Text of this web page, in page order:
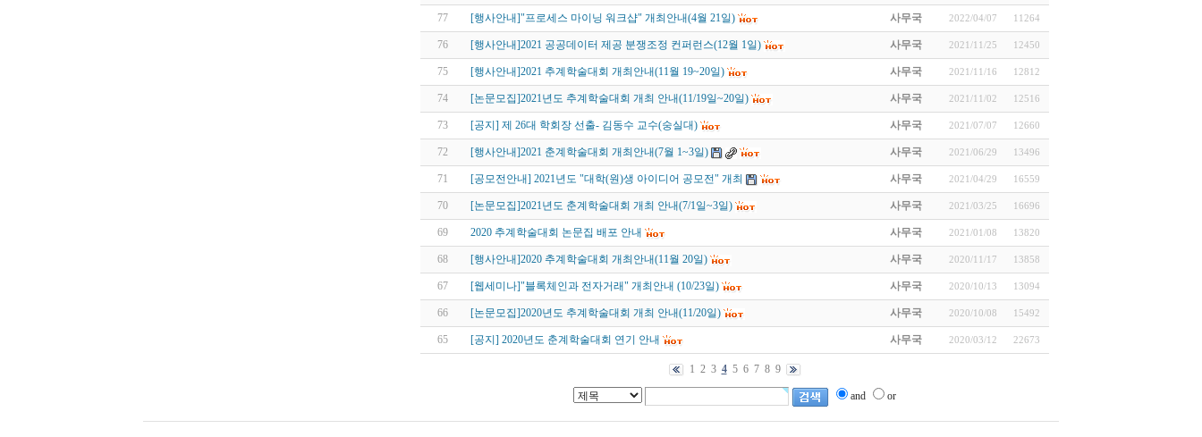
77 [행사안내]"프로세스 마이닝 워크샵" 개최안내(4월 21일) 사무국 2022/04/07 11264
76 [행사안내]2021 공공데이터 제공 분쟁조정 컨퍼런스(12월 1일) 사무국 2021/11/25 12450
75 [행사안내]2021 추계학술대회 개최안내(11월 19~20일) 사무국 2021/11/16 12812
74 [논문모집]2021년도 추계학술대회 개최 안내(11/19일~20일) 사무국 2021/11/02 12516
73 [공지] 제 26대 학회장 선출- 김동수 교수(숭실대) 사무국 2021/07/07 12660
72 [행사안내]2021 춘계학술대회 개최안내(7월 1~3일) 사무국 2021/06/29 13496
71 [공모전안내] 2021년도 "대학(원)생 아이디어 공모전" 개최 사무국 2021/04/29 16559
70 [논문모집]2021년도 춘계학술대회 개최 안내(7/1일~3일) 사무국 2021/03/25 16696
69 2020 추계학술대회 논문집 배포 안내 사무국 2021/01/08 13820
68 [행사안내]2020 추계학술대회 개최안내(11월 20일) 사무국 2020/11/17 13858
67 [웹세미나]"블록체인과 전자거래" 개최안내 (10/23일) 사무국 2020/10/13 13094
66 [논문모집]2020년도 추계학술대회 개최 안내(11/20일) 사무국 2020/10/08 15492
65 [공지] 2020년도 춘계학술대회 연기 안내 사무국 2020/03/12 22673
1 2 3 4 5 6 7 8 9
and or